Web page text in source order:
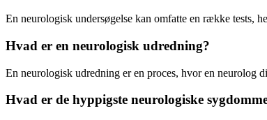
En neurologisk undersøgelse kan omfatte en række tests,
Hvad er en neurologisk udredning?
En neurologisk udredning er en proces, hvor en neurolog
Hvad er de hyppigste neurologiske